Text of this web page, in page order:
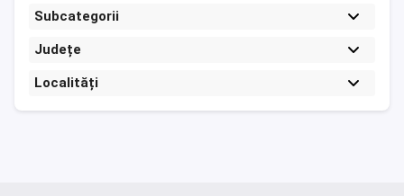
Subcategorii
Județe
Localități